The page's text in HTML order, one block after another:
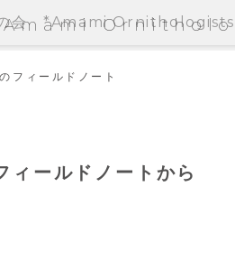
*Amami
フィールドノート
ールドノートから
の会 *Amami